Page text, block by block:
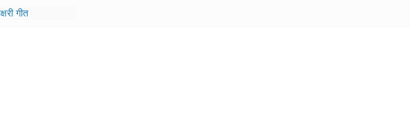
गीत